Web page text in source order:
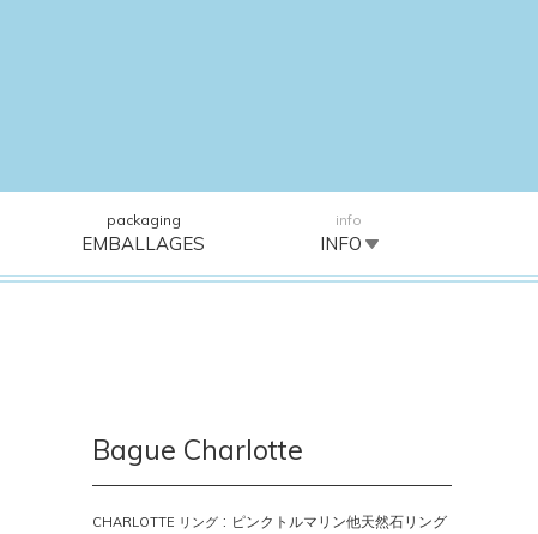
packaging
EMBALLAGES
info
INFO
Bague Charlotte
CHARLOTTE リング : ピンクトルマリン他天然石リング